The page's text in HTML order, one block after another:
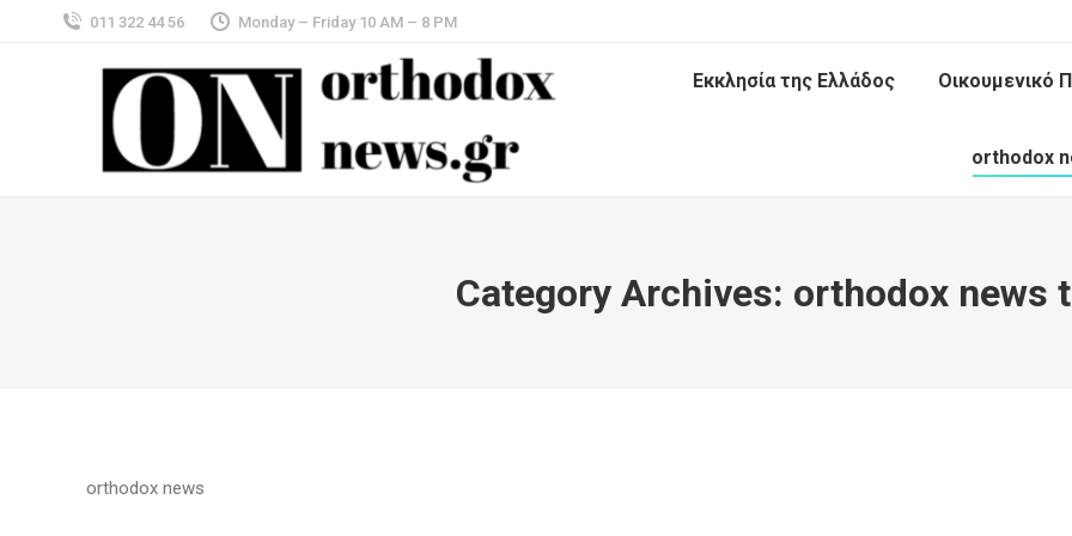
011 322 44 56 Monday – Friday 10 AM – 8 PM
Εκκλησία της Ελλάδος Οικουμενικό
orthodox
Category Archives: orthodox news
orthodox news